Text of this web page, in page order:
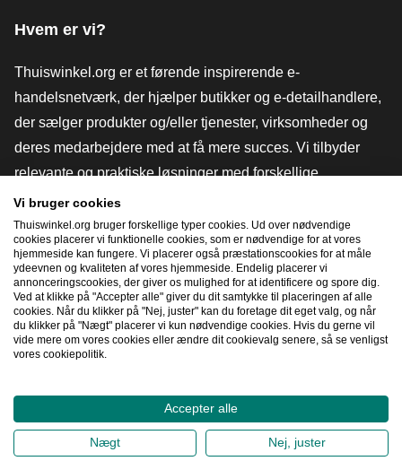
Hvem er vi?
Thuiswinkel.org er et førende inspirerende e-
handelsnetværk, der hjælper butikker og e-detailhandlere,
der sælger produkter og/eller tjenester, virksomheder og
deres medarbejdere med at få mere succes. Vi tilbyder
relevante og praktiske løsninger med forskellige
tillidsmærker, Thuiswinkel-anmeldelser, juridiske værktøjer
og rådgivning, fortalervirksomhed, markedsundersøgelser
og har vores egen uddannelsesplatform, Thuiswinkel e-
Academy.
Naviger hurtigt
2026©Thuiswinkel.org
Fortrolighedserklæring Cookieerklæring
Vi bruger cookies
Thuiswinkel.org bruger forskellige typer cookies. Ud over nødvendige
cookies placerer vi funktionelle cookies, som er nødvendige for at vores
hjemmeside kan fungere. Vi placerer også præstationscookies for at måle
ydeevnen og kvaliteten af ​​vores hjemmeside. Endelig placerer vi
annonceringscookies, der giver os mulighed for at identificere og spore dig.
Ved at klikke på "Accepter alle" giver du dit samtykke til placeringen af ​​alle
cookies. Når du klikker på "Nej, juster" kan du foretage dit eget valg, og når
du klikker på "Nægt" placerer vi kun nødvendige cookies. Hvis du gerne vil
vide mere om vores cookies eller ændre dit cookievalg senere, så se venligst
vores cookiepolitik.
Accepter alle
Nægt Nej, juster